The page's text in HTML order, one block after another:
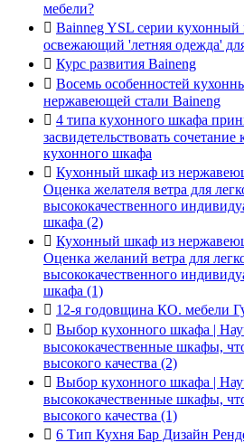
мебели?
 Bainneg YSL серии
освежающий 'летняя одежда'
 Курс развития Baineng
 Восемь особенностей
нержавеющей стали Baineng
 4 типа кухонного шкафа
засвидетельствовать
кухонного шкафа
 Кухонный шкаф из
Оценка желателя ветра для
высококачественного
шкафа (2)
 Кухонный шкаф из
Оценка желаний ветра для
высококачественного
шкафа (1)
 12-я годовщина КО. мебели
 Выбор кухонного шкафа |
высококачественные шкафы,
высокого качества (2)
 Выбор кухонного шкафа |
высококачественные шкафы,
высокого качества (1)
 6 Тип Кухня Бар Дизайн